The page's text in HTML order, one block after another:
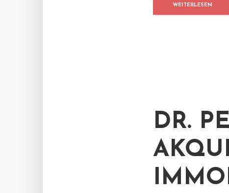
WEITERLESEN
DR.